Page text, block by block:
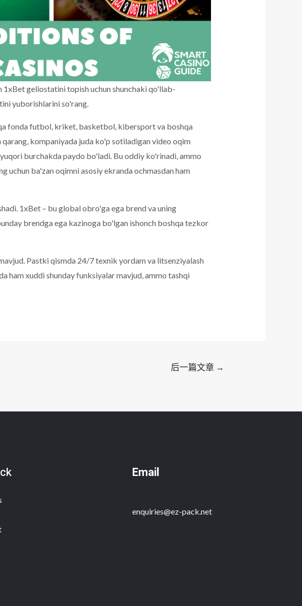
geliostatini topish uchun shunchaki qo'llab-
yuborishlarini so'rang.
fonda futbol, ​​kriket, basketbol, ​​kibersport va boshqa
kompaniyada juda ko'p sotiladigan video oqim
burchakda paydo bo'ladi. Bu oddiy ko'rinadi, ammo
uchun ba'zan oqimni asosiy ekranda ochmasdan ham
1xBet – bu global obro'ga ega brend va uning
brendga ega kazinoga bo'lgan ishonch boshqa tezkor
Pastki qismda 24/7 texnik yordam va litsenziyalash
ham xuddi shunday funksiyalar mavjud, ammo tashqi
后一篇文章 →
Email
enquiries@ez-pack.net